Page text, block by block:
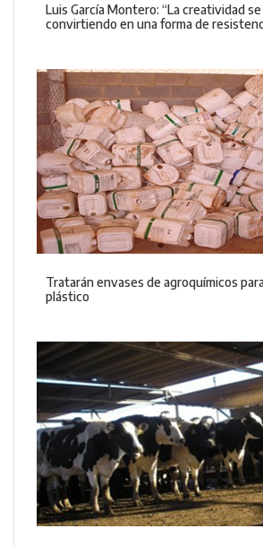
Luis García Montero: “La creatividad
convirtiendo en una forma de
Tratarán envases de agroquímicos
plástico